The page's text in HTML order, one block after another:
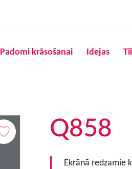
Padomi krāsošanai Idejas
Q858
Ekrānā redzamie